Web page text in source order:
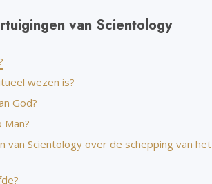
van Scientology
wezen is?
God?
Man?
van Scientology over de schepping van het